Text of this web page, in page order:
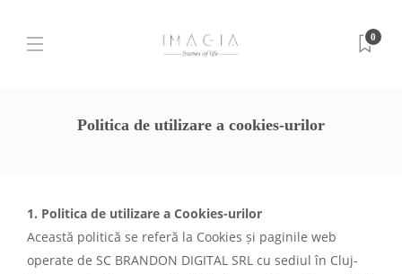
0
Politica de utilizare a cookies-urilor
1. Politica de utilizare a Cookies-urilor
Această politică se referă la Cookies și paginile web
operate de SC BRANDON DIGITAL SRL cu sediul în Cluj-